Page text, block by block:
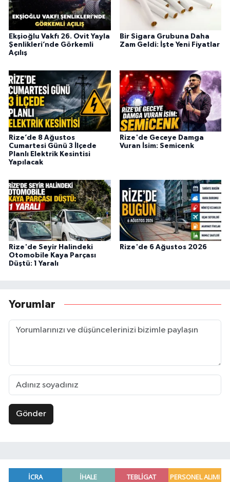
Ekşioğlu Vakfı 26. Ovit Yayla
Şenlikleri’nde Görkemli
Açılış
Bir Sigara Grubuna Daha
Zam Geldi: İşte Yeni Fiyatlar
Rize’de 8 Ağustos
Cumartesi Günü 3 İlçede
Planlı Elektrik Kesintisi
Yapılacak
Rize'de Geceye Damga
Vuran İsim: Semicenk
Rize'de Seyir Halindeki
Otomobile Kaya Parçası
Düştü: 1 Yaralı
Rize'de 6 Ağustos 2026
Yorumlar
Gönder